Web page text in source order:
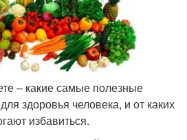
– какие самые полезные
здоровья человека, и от каких
избавиться.